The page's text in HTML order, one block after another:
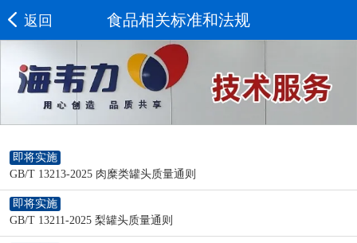
返回 食品相关标准和法规
即将实施
GB/T 13213-2025 肉糜类罐头质量通则
即将实施
GB/T 13211-2025 梨罐头质量通则